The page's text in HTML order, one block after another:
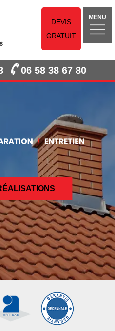
DEVIS
GRATUIT
MENU
06 58 38 67 80